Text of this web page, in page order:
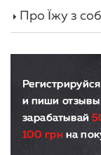
Про Їжу з